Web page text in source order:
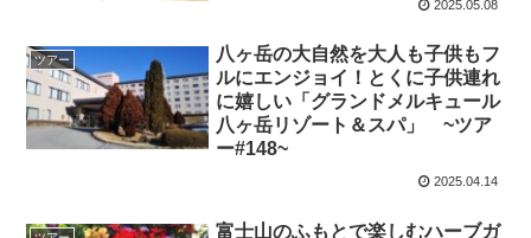
2025.05.08
ツアー
八ヶ岳の大自然を大人も子供もフ
ルにエンジョイ！とくに子供連れ
に嬉しい「グランドメルキュール
八ヶ岳リゾート＆スパ」 ~ツア
ー#148~
2025.04.14
富士山のふもとで楽しむハーブガ